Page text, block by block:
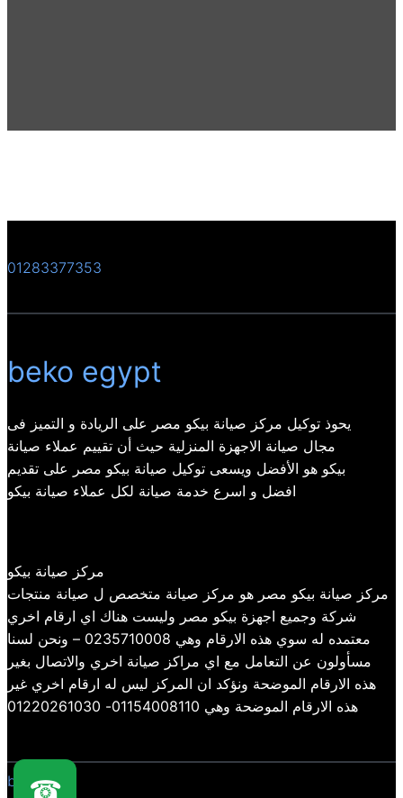
01283377353
beko egypt
يحوذ توكيل مركز صيانة بيكو مصر على الريادة و التميز فى
مجال صيانة الاجهزة المنزلية حيث أن تقييم عملاء صيانة
بيكو هو الأفضل ويسعى توكيل صيانة بيكو مصر على تقديم
افضل و اسرع خدمة صيانة لكل عملاء صيانة بيكو
مركز صيانة بيكو
مركز صيانة بيكو مصر هو مركز صيانة متخصص ل صيانة منتجات
شركة وجميع اجهزة بيكو مصر وليست هناك اي ارقام اخري
معتمده له سوي هذه الارقام وهي 0235710008 – ونحن لسنا
مسأولون عن التعامل مع اي مراكز صيانة اخري والاتصال بغير
هذه الارقام الموضحة ونؤكد ان المركز ليس له ارقام اخري غير
هذه الارقام الموضحة وهي 01154008110- 01220261030
beko☎